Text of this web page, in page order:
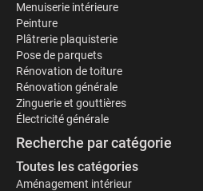
Menuiserie intérieure
Peinture
Plâtrerie plaquisterie
Pose de parquets
Rénovation de toiture
Rénovation générale
Zinguerie et gouttières
Électricité générale
Recherche par catégorie
Toutes les catégories
Aménagement intérieur